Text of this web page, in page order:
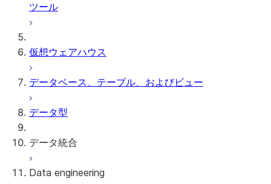
ツール
仮想ウェアハウス
データベース、テーブル、およびビュー
データ型
データ統合
Snowflake Openflow
Data engineering